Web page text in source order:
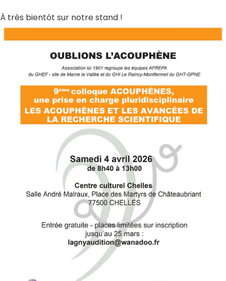
À très bientôt sur notre stand !